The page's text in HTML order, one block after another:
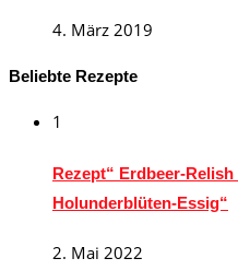
4. März 2019
Beliebte Rezepte
1
Rezept“ Erdbeer-
Holunderblüten-Essig“
2. Mai 2022